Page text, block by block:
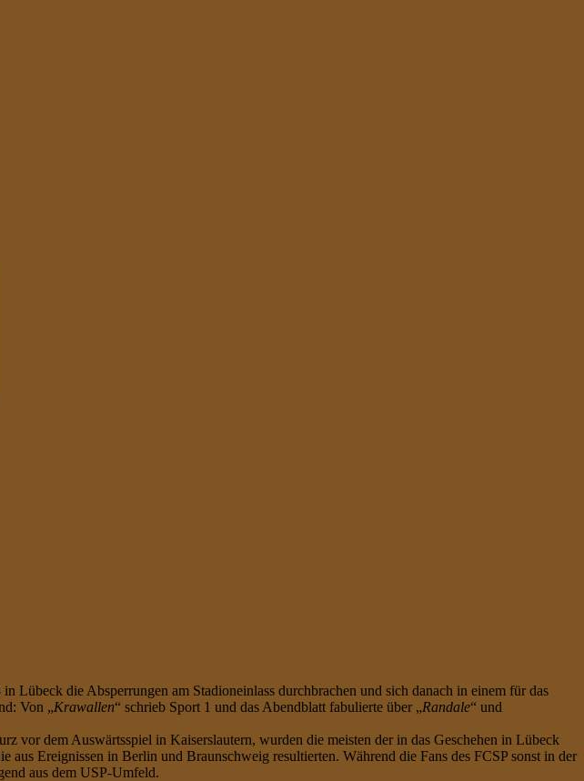
Lübeck die Absperrungen am Stadioneinlass durchbrachen und sich danach in einem für das
Von „Krawallen“ schrieb Sport 1 und das Abendblatt fabulierte über „Randale“ und
vor dem Auswärtsspiel in Kaiserslautern, wurden die meisten der in das Geschehen in Lübeck
Ereignissen in Berlin und Braunschweig resultierten. Während die Fans des FCSP sonst in der
aus dem USP-Umfeld.